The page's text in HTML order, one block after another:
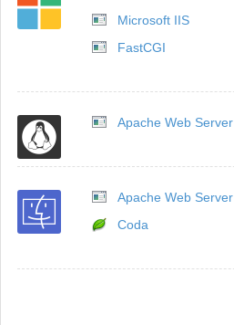
Microsoft IIS
FastCGI
Apache Web Server
Apache Web Server
Coda